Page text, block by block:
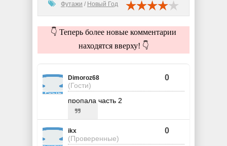
Футажи / Новый Год
👇 Теперь более новые комментарии
находятся вверху! 👇
Dimoroz68
(Гости)
0
пропала часть 2
ikx
(Проверенные)
0